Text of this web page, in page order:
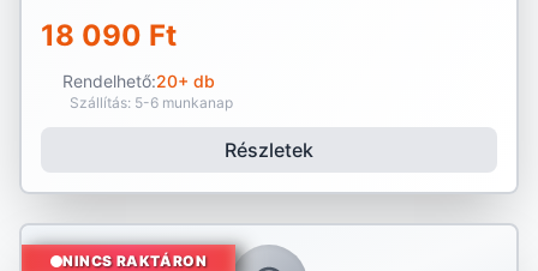
18 090 Ft
Rendelhető:20+ db
Szállítás: 5-6 munkanap
Részletek
NINCS RAKTÁRON